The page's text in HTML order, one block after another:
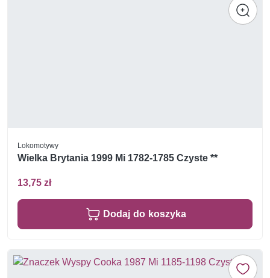
Lokomotywy
Wielka Brytania 1999 Mi 1782-1785 Czyste **
13,75 zł
Dodaj do koszyka